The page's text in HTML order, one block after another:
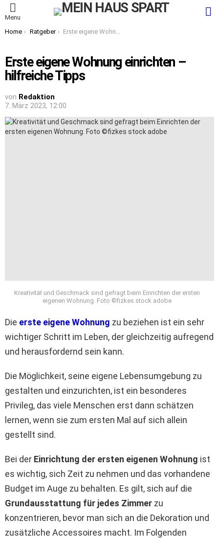
Menu
You are here:
Home Ratgeber Erste eigene Wohnung einrichten – hilfreiche Tipps
Erste eigene Wohnung einrichten –
hilfreiche Tipps
von Redaktion
7. März 2023, 12:00
Kreativität und Geschmack sind gefragt beim Einrichten der ersten
eigenen Wohnung. Foto ©fizkes stock adobe
Die erste eigene Wohnung zu beziehen ist ein sehr
wichtiger Schritt im Leben, der gleichzeitig aufregend
und herausfordernd sein kann.
Die Möglichkeit, seine eigene Lebensumgebung zu
gestalten und einzurichten, ist ein besonderes
Privileg, das viele Menschen erst dann schätzen
lernen, wenn sie zum ersten Mal auf sich allein
gestellt sind.
Bei der Einrichtung der ersten eigenen Wohnung ist
es wichtig, sich Zeit zu nehmen und das vorhandene
Budget im Auge zu behalten. Es gilt, sich auf die
Grundausstattung für jedes Zimmer zu
konzentrieren, bevor man sich an die Dekoration und
zusätzliche Accessoires macht. Im Folgenden